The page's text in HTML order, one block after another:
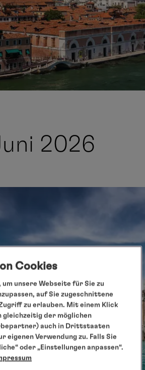
2026
Cookies
unsere Webseite für Sie zu
auf Sie zugeschnittene
zu erlauben. Mit einem Klick
gleichzeitig der möglichen
auch in Drittstaaten
Verwendung zu. Falls Sie
oder „Einstellungen anpassen“.